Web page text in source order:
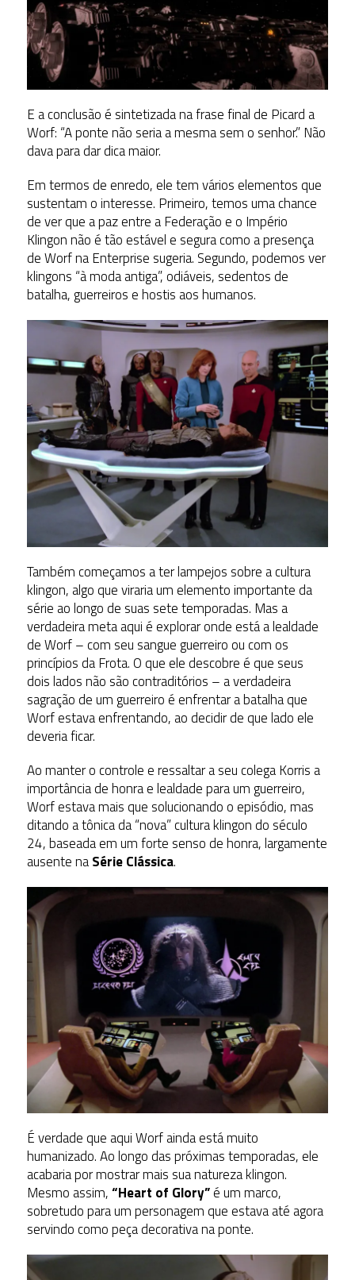
E a conclusão é sintetizada na frase final de Picard a
Worf: “A ponte não seria a mesma sem o senhor.” Não
dava para dar dica maior.
Em termos de enredo, ele tem vários elementos que
sustentam o interesse. Primeiro, temos uma chance
de ver que a paz entre a Federação e o Império
Klingon não é tão estável e segura como a presença
de Worf na Enterprise sugeria. Segundo, podemos ver
klingons “à moda antiga”, odiáveis, sedentos de
batalha, guerreiros e hostis aos humanos.
Também começamos a ter lampejos sobre a cultura
klingon, algo que viraria um elemento importante da
série ao longo de suas sete temporadas. Mas a
verdadeira meta aqui é explorar onde está a lealdade
de Worf – com seu sangue guerreiro ou com os
princípios da Frota. O que ele descobre é que seus
dois lados não são contraditórios – a verdadeira
sagração de um guerreiro é enfrentar a batalha que
Worf estava enfrentando, ao decidir de que lado ele
deveria ficar.
Ao manter o controle e ressaltar a seu colega Korris a
importância de honra e lealdade para um guerreiro,
Worf estava mais que solucionando o episódio, mas
ditando a tônica da “nova” cultura klingon do século
24, baseada em um forte senso de honra, largamente
ausente naSérie Clássica.
É verdade que aqui Worf ainda está muito
humanizado. Ao longo das próximas temporadas, ele
acabaria por mostrar mais sua natureza klingon.
Mesmo assim,“Heart of Glory”é um marco,
sobretudo para um personagem que estava até agora
servindo como peça decorativa na ponte.